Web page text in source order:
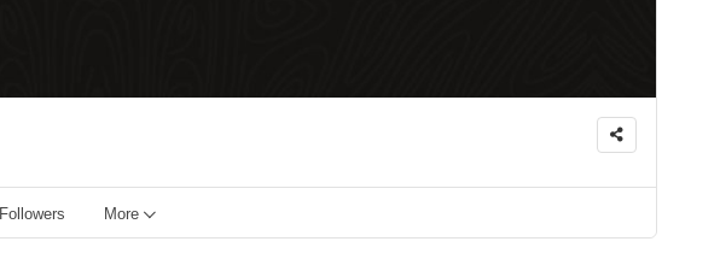
Followers More